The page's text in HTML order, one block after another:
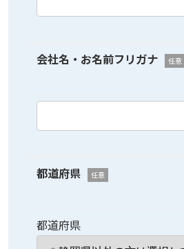
会社名・お名前フリガナ 任意
都道府県 任意
都道府県